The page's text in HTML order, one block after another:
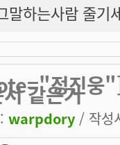
말하는사람 줄기
정진웅"]
같은거
warpdory / 작성